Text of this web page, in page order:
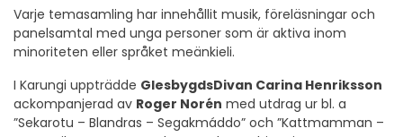
Varje temasamling har innehållit musik, föreläsningar och
panelsamtal med unga personer som är aktiva inom
minoriteten eller språket meänkieli.
I Karungi uppträdde GlesbygdsDivan Carina Henriksson
ackompanjerad av Roger Norén med utdrag ur bl. a
”Sekarotu – Blandras – Segakmáddo” och ”Kattmamman –